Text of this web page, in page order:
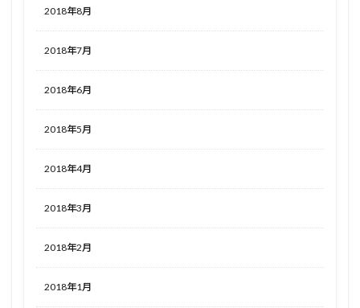
2018年8月
2018年7月
2018年6月
2018年5月
2018年4月
2018年3月
2018年2月
2018年1月